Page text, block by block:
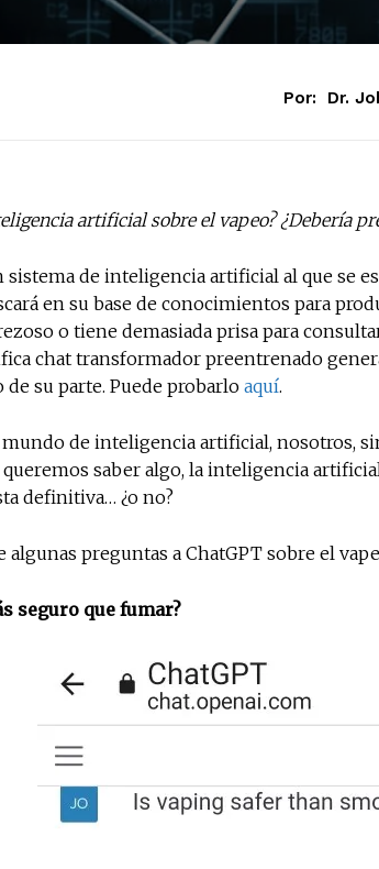
Por: Dr.
artificial sobre el vapeo? ¿Debería
sistema de inteligencia artificial al que se
en su base de conocimientos para
o tiene demasiada prisa para
chat transformador preentrenado
su parte. Puede probarlo aquí.
de inteligencia artificial, nosotros,
queremos saber algo, la inteligencia
definitiva… ¿o no?
preguntas a ChatGPT sobre el
seguro que fumar?